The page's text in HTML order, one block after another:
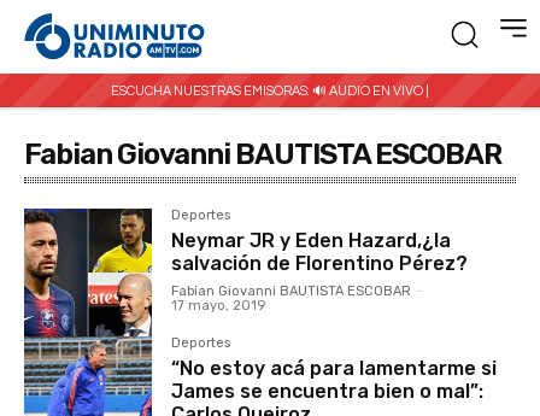
ESCUCHA NUESTRAS EMISORAS: 🔊 AUDIO EN VIVO |
Fabian Giovanni BAUTISTA ESCOBAR
Deportes
Neymar JR y Eden Hazard,¿la
salvación de Florentino Pérez?
Fabian Giovanni BAUTISTA ESCOBAR -
17 mayo, 2019
Deportes
“No estoy acá para lamentarme si
James se encuentra bien o mal”: